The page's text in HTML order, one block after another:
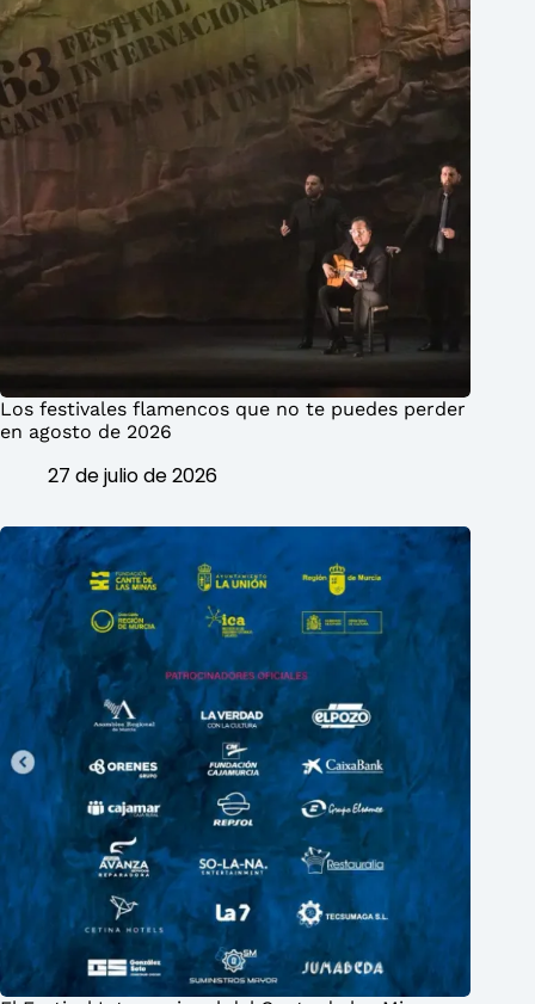
Los festivales flamencos que no te puedes perder
en agosto de 2026
27 de julio de 2026